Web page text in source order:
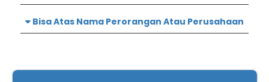
Bisa Atas Nama Perorangan Atau Perusahaan